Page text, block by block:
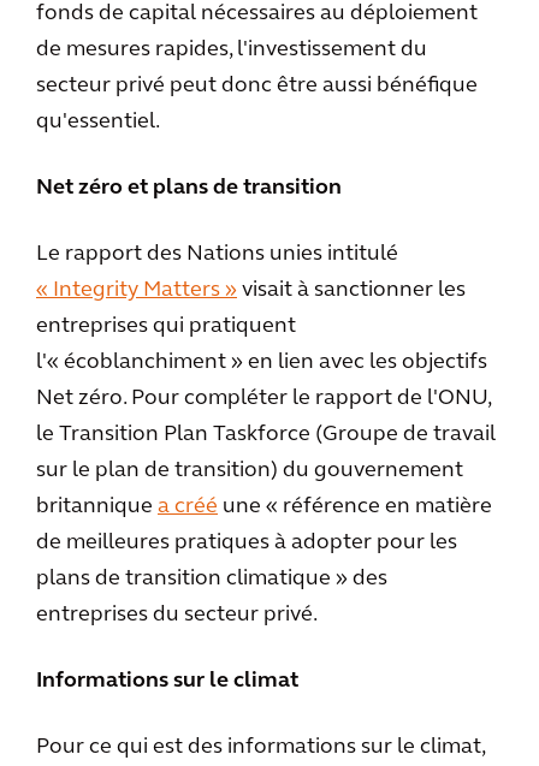
fonds de capital nécessaires au déploiement
de mesures rapides, l'investissement du
secteur privé peut donc être aussi bénéfique
qu'essentiel.
Net zéro et plans de transition
Le rapport des Nations unies intitulé
« Integrity Matters » visait à sanctionner les
entreprises qui pratiquent
l'« écoblanchiment » en lien avec les objectifs
Net zéro. Pour compléter le rapport de l'ONU,
le Transition Plan Taskforce (Groupe de travail
sur le plan de transition) du gouvernement
britannique a créé une « référence en matière
de meilleures pratiques à adopter pour les
plans de transition climatique » des
entreprises du secteur privé.
Informations sur le climat
Pour ce qui est des informations sur le climat,